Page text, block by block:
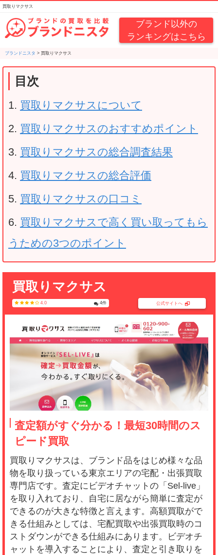
買取りマクサス
ブランド以外の
ランキングはこちら
ブランドニスタ > 買取りマクサス
目次
買取りマクサスについて
買取りマクサスのおすすめポイント
買取りマクサスの総合調査結果
買取りマクサスの総合評価
買取りマクサスの口コミ
買取りマクサスで高く買い取ってもら
うための3つのポイント
買取りマクサス
4.0 4件 公式サイトへ
査定額がすぐ分かる！最短30時間のス
ピード買取
買取りマクサスは、ブランド品をはじめ様々な品
物を取り扱っている東京エリアの宅配・出張買取
専門店です。査定にビデオチャットの「Sel-live」
を取り入れており、自宅に居ながら簡単に査定が
できるのが大きな特徴と言えます。高額買取がで
きる仕組みとしては、宅配買取や出張買取時のコ
ストダウンができる仕組みにあります。ビデオチ
ャットを導入することにより、査定と引き取りを